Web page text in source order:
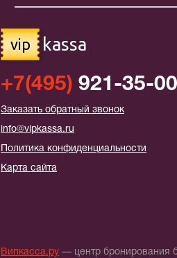
vip kassa
+7(495) 921-35-00
Заказать обратный звонок
info@vipkassa.ru
Политика конфиденциальности
Карта сайта
Випкасса.ру — центр бронирования